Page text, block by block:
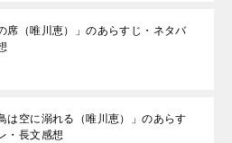
席（唯川恵）」のあらすじ・ネタバ
は空に溺れる（唯川恵）」のあらす
・長文感想